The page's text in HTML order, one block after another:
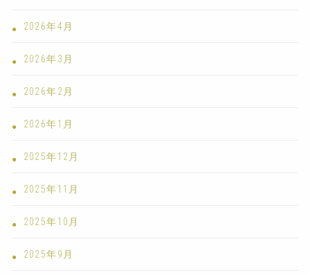
2026年4月
2026年3月
2026年2月
2026年1月
2025年12月
2025年11月
2025年10月
2025年9月